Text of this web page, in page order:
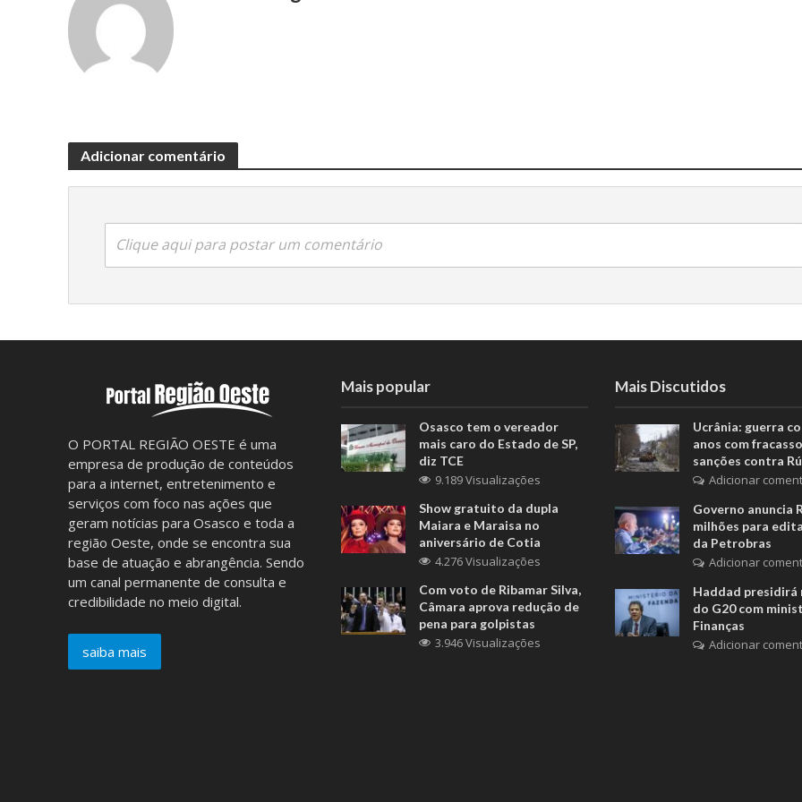
Adicionar comentário
Clique aqui para postar um comentário
O PORTAL REGIÃO OESTE é uma
empresa de produção de conteúdos
para a internet, entretenimento e
serviços com foco nas ações que
geram notícias para Osasco e toda a
região Oeste, onde se encontra sua
base de atuação e abrangência. Sendo
um canal permanente de consulta e
credibilidade no meio digital.
saiba mais
Mais popular
Osasco tem o vereador
mais caro do Estado de SP,
diz TCE
9.189 Visualizações
Show gratuito da dupla
Maiara e Maraisa no
aniversário de Cotia
4.276 Visualizações
Com voto de Ribamar Silva,
Câmara aprova redução de
pena para golpistas
3.946 Visualizações
Mais Discutidos
Ucrânia: guerra
anos com
sanções contra
Adicionar
Governo anuncia
milhões para
da Petrobras
Adicionar
Haddad presidirá
do G20 com
Finanças
Adicionar